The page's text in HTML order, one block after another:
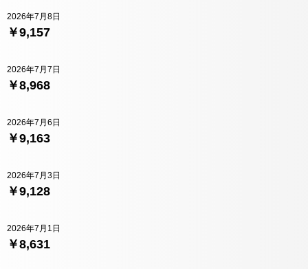
￥9,157
2026年7月8日
￥8,968
2026年7月7日
￥9,163
2026年7月6日
￥9,128
2026年7月3日
￥8,631
2026年7月1日